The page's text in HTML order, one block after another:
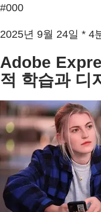
#000
2025년 9월 24일 * 4
Adobe
적 학습과 디